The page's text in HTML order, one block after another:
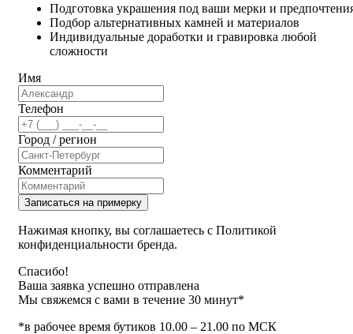
Подготовка украшения под ваши мерки и
Подбор альтернативных камней и материалов
Индивидуальные доработки и гравировка любой
сложности
Имя
Телефон
Город / регион
Комментарий
Записаться на примерку
Нажимая кнопку, вы соглашаетесь с Политикой
конфиденциальности бренда.
Спасибо!
Ваша заявка успешно отправлена
Мы свяжемся с вами в течение 30 минут*
*в рабочее время бутиков 10.00 – 21.00 по МСК